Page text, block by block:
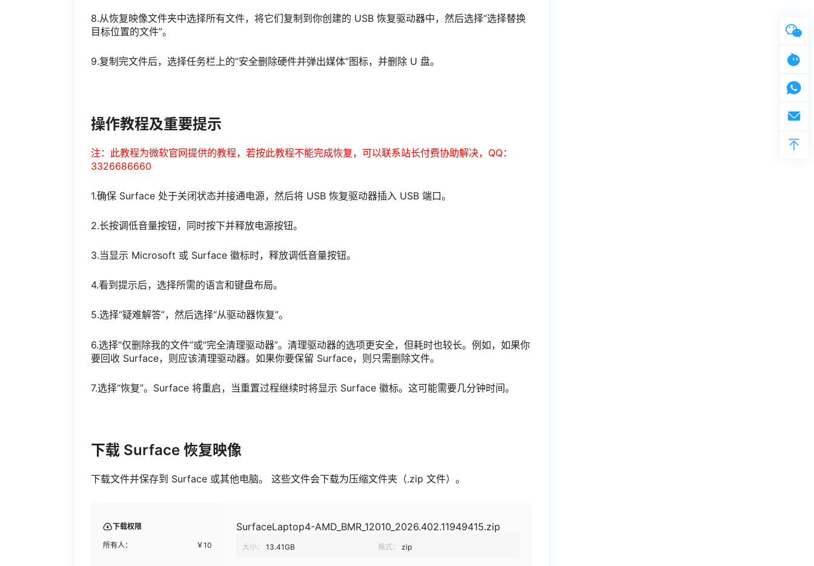
8.从恢复映像文件夹中选择所有文件，将它们复制到你创建的 USB 恢复驱动器中，然后选择“选择替换
目标位置的文件”。
9.复制完文件后，选择任务栏上的“安全删除硬件并弹出媒体”图标，并删除 U 盘。
操作教程及重要提示
注：此教程为微软官网提供的教程，若按此教程不能完成恢复，可以联系站长付费协助解决，QQ：
3326686660
1.确保 Surface 处于关闭状态并接通电源，然后将 USB 恢复驱动器插入 USB 端口。
2.长按调低音量按钮，同时按下并释放电源按钮。
3.当显示 Microsoft 或 Surface 徽标时，释放调低音量按钮。
4.看到提示后，选择所需的语言和键盘布局。
5.选择“疑难解答”，然后选择“从驱动器恢复”。
6.选择“仅删除我的文件”或“完全清理驱动器”。清理驱动器的选项更安全，但耗时也较长。例如，如果你
要回收 Surface，则应该清理驱动器。如果你要保留 Surface，则只需删除文件。
7.选择“恢复”。Surface 将重启，当重置过程继续时将显示 Surface 徽标。这可能需要几分钟时间。
下载 Surface 恢复映像
下载文件并保存到 Surface 或其他电脑。 这些文件会下载为压缩文件夹（.zip 文件）。
下载权限
所有人： ￥10
SurfaceLaptop4-AMD_BMR_12010_2026.402.11949415.zip
大小： 13.41GB 格式： zip